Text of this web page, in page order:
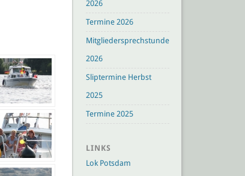
2026
Termine 2026
Mitgliedersprechstunden
2026
Sliptermine Herbst
2025
Termine 2025
LINKS
Lok Potsdam